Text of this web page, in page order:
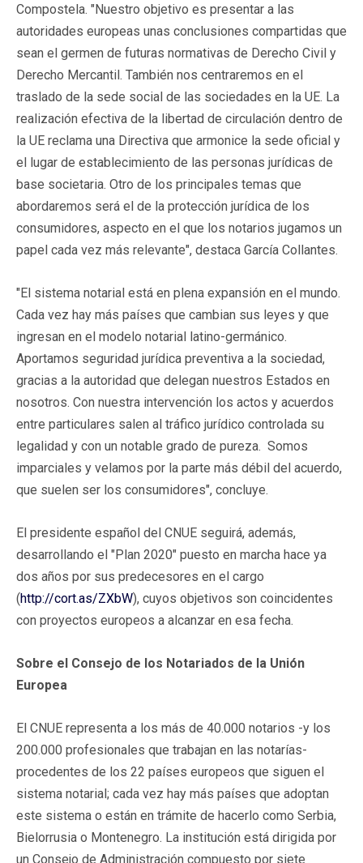
Compostela. "Nuestro objetivo es presentar a las
autoridades europeas unas conclusiones compartidas que
sean el germen de futuras normativas de Derecho Civil y
Derecho Mercantil. También nos centraremos en el
traslado de la sede social de las sociedades en la UE. La
realización efectiva de la libertad de circulación dentro de
la UE reclama una Directiva que armonice la sede oficial y
el lugar de establecimiento de las personas jurídicas de
base societaria. Otro de los principales temas que
abordaremos será el de la protección jurídica de los
consumidores, aspecto en el que los notarios jugamos un
papel cada vez más relevante", destaca García Collantes.
"El sistema notarial está en plena expansión en el mundo.
Cada vez hay más países que cambian sus leyes y que
ingresan en el modelo notarial latino-germánico.
Aportamos seguridad jurídica preventiva a la sociedad,
gracias a la autoridad que delegan nuestros Estados en
nosotros. Con nuestra intervención los actos y acuerdos
entre particulares salen al tráfico jurídico controlada su
legalidad y con un notable grado de pureza. Somos
imparciales y velamos por la parte más débil del acuerdo,
que suelen ser los consumidores", concluye.
El presidente español del CNUE seguirá, además,
desarrollando el "Plan 2020" puesto en marcha hace ya
dos años por sus predecesores en el cargo
(http://cort.as/ZXbW), cuyos objetivos son coincidentes
con proyectos europeos a alcanzar en esa fecha.
Sobre el Consejo de los Notariados de la Unión
Europea
El CNUE representa a los más de 40.000 notarios -y los
200.000 profesionales que trabajan en las notarías-
procedentes de los 22 países europeos que siguen el
sistema notarial; cada vez hay más países que adoptan
este sistema o están en trámite de hacerlo como Serbia,
Bielorrusia o Montenegro. La institución está dirigida por
un Consejo de Administración compuesto por siete